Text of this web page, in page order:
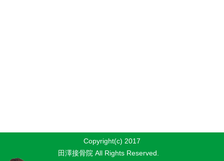
Copyright(c) 2017
田澤接骨院 All Rights Reserved.